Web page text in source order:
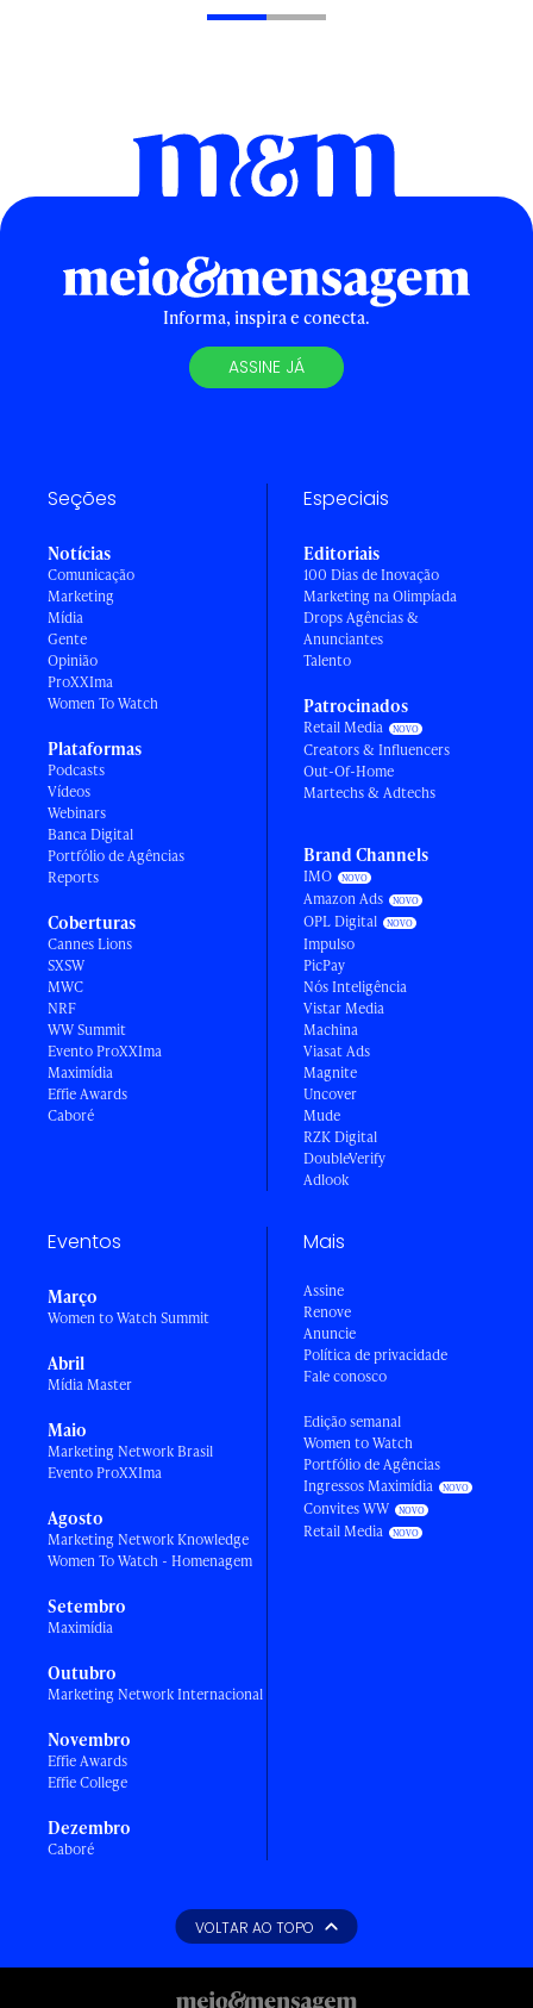
Informa, inspira e conecta.
ASSINE JÁ
Seções
Notícias
Comunicação
Marketing
Mídia
Gente
Opinião
ProXXIma
Women To Watch
Plataformas
Podcasts
Vídeos
Webinars
Banca Digital
Portfólio de Agências
Reports
Coberturas
Cannes Lions
SXSW
MWC
NRF
WW Summit
Evento ProXXIma
Maximídia
Effie Awards
Caboré
Especiais
Editoriais
100 Dias de Inovação
Marketing na Olimpíada
Drops Agências &
Anunciantes
Talento
Patrocinados
Retail Media
Creators & Influencers
Out-Of-Home
Martechs & Adtechs
Brand Channels
IMO
Amazon Ads
OPL Digital
Impulso
PicPay
Nós Inteligência
Vistar Media
Machina
Viasat Ads
Magnite
Uncover
Mude
RZK Digital
DoubleVerify
Adlook
Eventos
Março
Women to Watch Summit
Abril
Mídia Master
Maio
Marketing Network Brasil
Evento ProXXIma
Agosto
Marketing Network Knowledge
Women To Watch - Homenagem
Setembro
Maximídia
Outubro
Marketing Network Internacional
Novembro
Effie Awards
Effie College
Dezembro
Caboré
Mais
Assine
Renove
Anuncie
Política de privacidade
Fale conosco
Edição semanal
Women to Watch
Portfólio de Agências
Ingressos Maximídia
Convites WW
Retail Media
VOLTAR AO TOPO